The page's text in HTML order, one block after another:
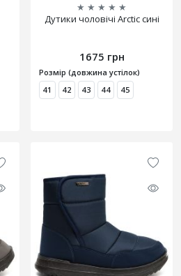
★ ★ ★ ★ ★
Дутики чоловічі Arctic сині
1675 грн
Розмір (довжина устілок)
41
42 43 44 45